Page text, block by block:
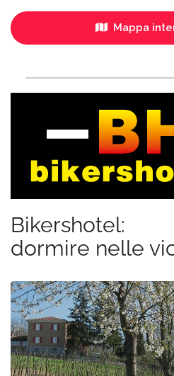
Mappa
Bikershotel:
dormire nelle